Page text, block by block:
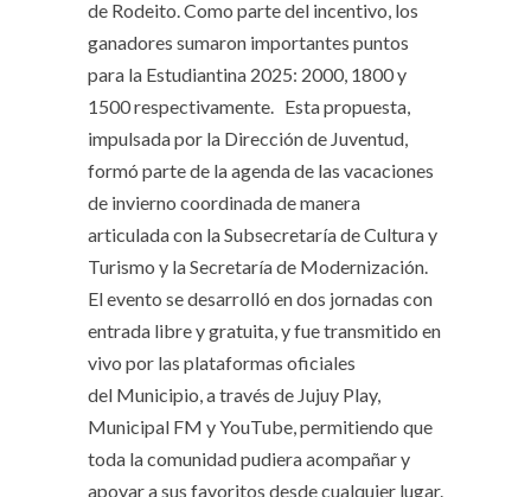
de Rodeito. Como parte del incentivo, los
ganadores sumaron importantes puntos
para la Estudiantina 2025: 2000, 1800 y
1500 respectivamente. Esta propuesta,
impulsada por la Dirección de Juventud,
formó parte de la agenda de las vacaciones
de invierno coordinada de manera
articulada con la Subsecretaría de Cultura y
Turismo y la Secretaría de Modernización.
El evento se desarrolló en dos jornadas con
entrada libre y gratuita, y fue transmitido en
vivo por las plataformas oficiales
del Municipio, a través de Jujuy Play,
Municipal FM y YouTube, permitiendo que
toda la comunidad pudiera acompañar y
apoyar a sus favoritos desde cualquier lugar.